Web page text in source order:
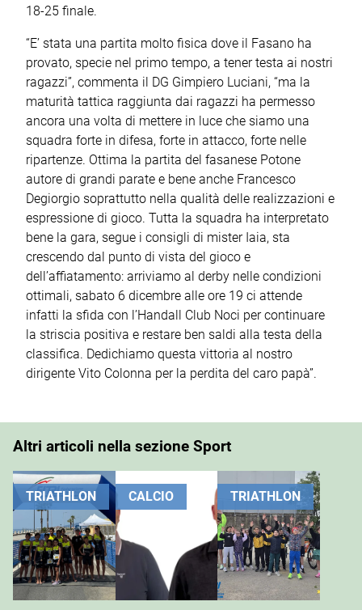
18-25 finale.
“E’ stata una partita molto fisica dove il Fasano ha
provato, specie nel primo tempo, a tener testa ai nostri
ragazzi”, commenta il DG Gimpiero Luciani, “ma la
maturità tattica raggiunta dai ragazzi ha permesso
ancora una volta di mettere in luce che siamo una
squadra forte in difesa, forte in attacco, forte nelle
ripartenze. Ottima la partita del fasanese Potone
autore di grandi parate e bene anche Francesco
Degiorgio soprattutto nella qualità delle realizzazioni e
espressione di gioco. Tutta la squadra ha interpretato
bene la gara, segue i consigli di mister Iaia, sta
crescendo dal punto di vista del gioco e
dell’affiatamento: arriviamo al derby nelle condizioni
ottimali, sabato 6 dicembre alle ore 19 ci attende
infatti la sfida con l’Handall Club Noci per continuare
la striscia positiva e restare ben saldi alla testa della
classifica. Dedichiamo questa vittoria al nostro
dirigente Vito Colonna per la perdita del caro papà”.
Altri articoli nella sezione Sport
TRIATHLON CALCIO TRIATHLON